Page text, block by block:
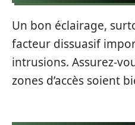
Un bon éclairage,
facteur dissuasif
intrusions. Assurez-
zones d’accès soient